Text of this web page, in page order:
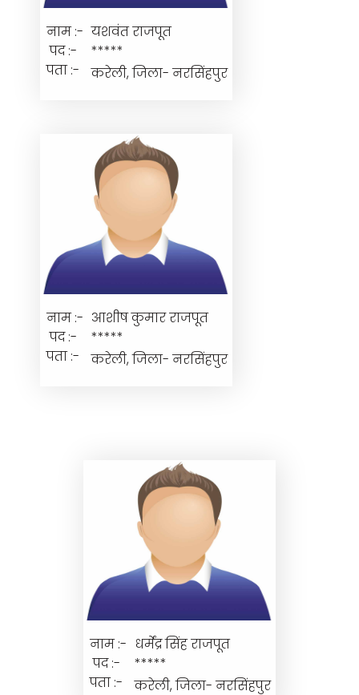
नाम :-
पद :-
पता :-
यशवंत राजपूत
*****
करेली, जिला- नरसिंहपुर
नाम :-
पद :-
पता :-
आशीष कुमार राजपूत
*****
करेली, जिला- नरसिंहपुर
नाम :-
पद :-
पता :-
धर्मेंद्र सिंह राजपूत
*****
करेली, जिला- नरसिंहपुर